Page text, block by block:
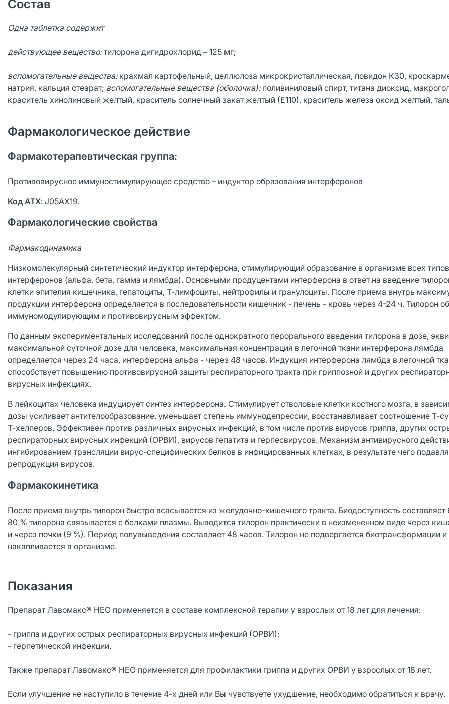
Состав
Одна таблетка содержит
действующее вещество:тилорона дигидрохлорид – 125 мг;
вспомогательные вещества:крахмал картофельный, целлюлоза микрокристаллическая, повидон К30,
натрия, кальция стеарат; вспомогательные вещества (оболочка):поливиниловый спирт, титана диоксид,
краситель хинолиновый желтый, краситель солнечный закат желтый (Е110), краситель железа оксид желтый,
Фармакологическое действие
Фармакотерапевтическая группа:
Противовирусное иммуностимулирующее средство – индуктор образования интерферонов
Код АТХ: J05AX19.
Фармакологические свойства
Фармакодинамика
Низкомолекулярный синтетический индуктор интерферона, стимулирующий образование в организме всех типов
интерферонов (альфа, бета, гамма и лямбда). Основными продуцентами интерферона в ответ на введение
клетки эпителия кишечника, гепатоциты, Т-лимфоциты, нейтрофилы и гранулоциты. После приема внутрь
продукции интерферона определяется в последовательности кишечник - печень - кровь через 4-24 ч. Тилорон
иммуномодулирующим и противовирусным эффектом.
По данным экспериментальных исследований после однократного перорального введения тилорона в дозе,
максимальной суточной дозе для человека, максимальная концентрация в легочной ткани интерферона лямбда
определяется через 24 часа, интерферона альфа - через 48 часов. Индукция интерферона лямбда в легочной
способствует повышению противовирусной защиты респираторного тракта при гриппозной и других
вирусных инфекциях.
В лейкоцитах человека индуцирует синтез интерферона. Стимулирует стволовые клетки костного мозга, в
дозы усиливает антителообразование, уменьшает степень иммунодепрессии, восстанавливает соотношение Т-
Т-хелперов. Эффективен против различных вирусных инфекций, в том числе против вирусов гриппа, других
респираторных вирусных инфекций (ОРВИ), вирусов гепатита и герпесвирусов. Механизм антивирусного
ингибированием трансляции вирус-специфических белков в инфицированных клетках, в результате чего
репродукция вирусов.
Фармакокинетика
После приема внутрь тилорон быстро всасывается из желудочно-кишечного тракта. Биодоступность
80 % тилорона связывается с белками плазмы. Выводится тилорон практически в неизмененном виде через
и через почки (9 %). Период полувыведения составляет 48 часов. Тилорон не подвергается биотрансформации и
накапливается в организме.
Показания
Препарат Лавомакс® НЕО применяется в составе комплексной терапии у взрослых от 18 лет для лечения:
- гриппа и других острых респираторных вирусных инфекций (ОРВИ);
- герпетической инфекции.
Также препарат Лавомакс® НЕО применяется для профилактики гриппа и других ОРВИ у взрослых от 18 лет.
Если улучшение не наступило в течение 4-х дней или Вы чувствуете ухудшение, необходимо обратиться к врачу.